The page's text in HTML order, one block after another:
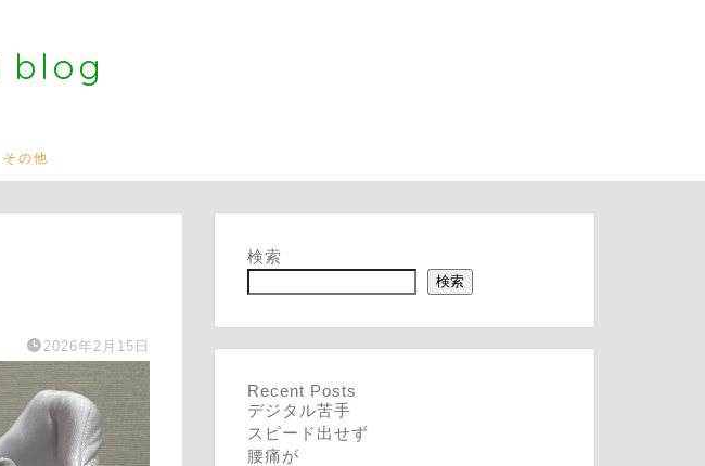
blog
その他
2026年2月15日
検索
検索
Recent Posts
デジタル苦手
スピード出せず
腰痛が